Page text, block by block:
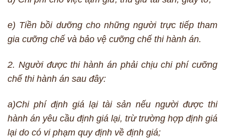
e) Tiền bồi dưỡng cho những người trực tiếp tham
gia cưỡng chế và bảo vệ cưỡng chế thi hành án.
2. Người được thi hành án phải chịu chi phí cưỡng
chế thi hành án sau đây:
a)Chi phí định giá lại tài sản nếu người được thi
hành án yêu cầu định giá lại, trừ trường hợp định giá
lại do có vi phạm quy định về định giá;